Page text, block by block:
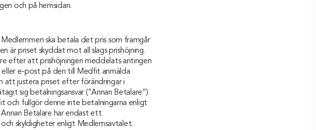
och på hemsidan.
ska betala det pris som framgår
är priset skyddat mot all slags prishöjning.
efter att prishöjningen meddelats antingen
eller e-post på den till Medfit anmälda
att justera priset efter förändringar i
sig betalningsansvar (”Annan Betalare”)
och fullgör denne inte betalningarna enligt
Betalare har endast ett
skyldigheter enligt Medlemsavtalet.